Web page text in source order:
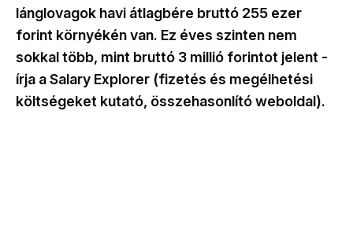
lánglovagok havi átlagbére bruttó 255 ezer
forint környékén van. Ez éves szinten nem
sokkal több, mint bruttó 3 millió forintot jelent -
írja a Salary Explorer (fizetés és megélhetési
költségeket kutató, összehasonlító weboldal).